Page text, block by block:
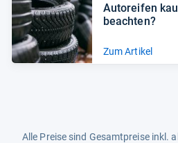
Auto­rei­fen
beach­ten?
Zum Artikel
Alle Preise sind Gesamtpreise inkl.